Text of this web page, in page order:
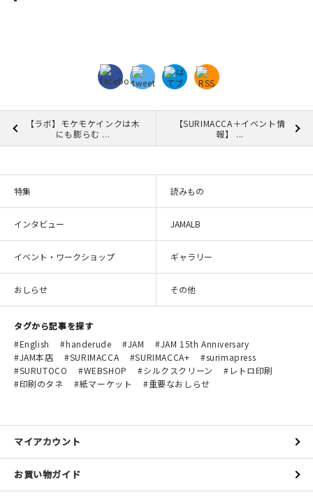
【ラボ】モケモケインクは木
にも膨らむ ...
【SURIMACCA＋イベント情
報】 ...
特集 読みもの
インタビュー JAMALB
イベント・ワークショップ ギャラリー
おしらせ その他
タグから記事を探す
English
handerude JAM
JAM 15th Anniversary
JAM本店
SURIMACCA SURIMACCA+
surimapress
SURUTOCO
WEBSHOP シルクスクリーン
レトロ印刷
印刷のタネ
紙マーケット 重要なおしらせ
マイアカウント
お買い物ガイド